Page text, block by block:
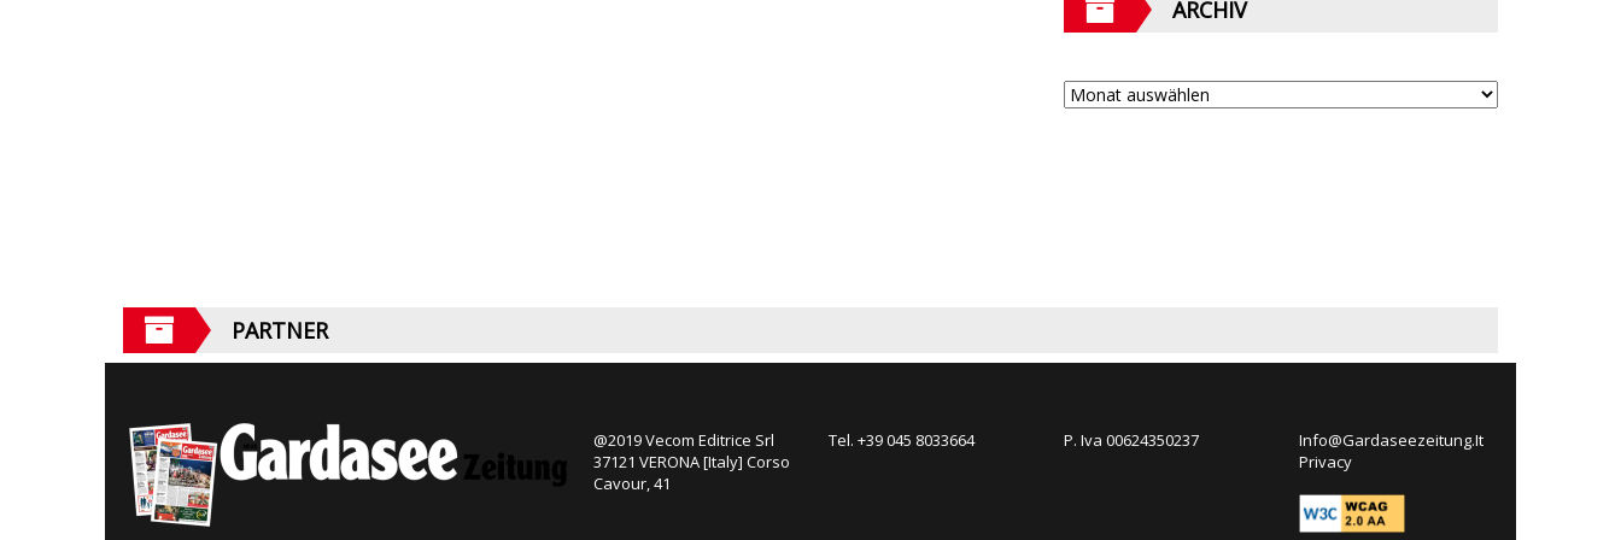
ARCHIV
PARTNER
@2019 Vecom Editrice Srl
37121 VERONA [Italy] Corso
Cavour, 41
Tel. +39 045 8033664 P. Iva 00624350237
Info@Gardaseezeitung.It
Privacy